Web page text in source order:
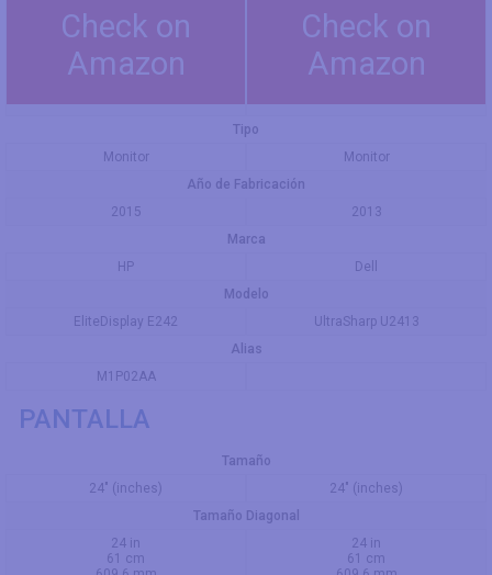
Check on
Amazon
Check on
Amazon
Tipo
Monitor
Monitor
Año de Fabricación
2015
2013
Marca
HP
Dell
Modelo
EliteDisplay E242
UltraSharp U2413
Alias
M1P02AA
PANTALLA
Tamaño
24" (inches)
24" (inches)
Tamaño Diagonal
24 in
61 cm
24 in
61 cm